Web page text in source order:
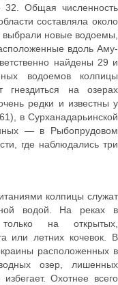
Общая численность
составляла около
выбрали новые водоемы,
вдоль Аму-
найдены 29 и
водоемов колпицы
гнездиться на озерах
редки и известны у
в Сурханадарьинской
— в Рыбопрудовом
где наблюдались три
колпицы служат
водой. На реках в
только на открытых,
или летних кочевок. В
расположенных в
озер, лишенных
Охотнее всего